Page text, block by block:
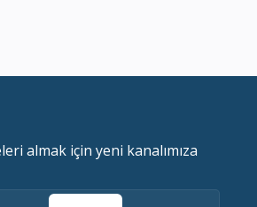
almak için yeni kanalımıza